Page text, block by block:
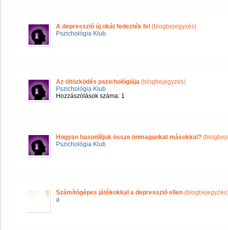
A depresszió új okát fedezték fel (blogbejegyzés)
Pszichológia Klub
Az öltözködés pszichológiája (blogbejegyzés)
Pszichológia Klub
Hozzászólások száma: 1
Hogyan hasonlítjuk össze önmagunkat másokkal?
Pszichológia Klub
Számítógépes játékokkal a depresszió ellen
a